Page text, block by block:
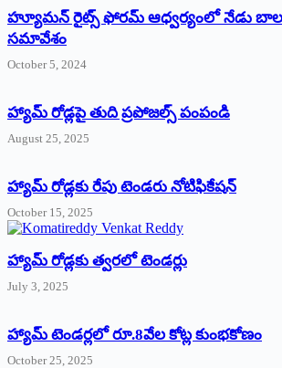
హ్యూమన్‌ రైట్స్‌ ఫోరమ్‌ ఆధ్వర్యంలో నేడు
సమావేశం
October 5, 2024
హ్యామ్‌ రోడ్లపై తుది ప్రపోజల్స్‌ పంపండి
August 25, 2025
హ్యామ్‌ రోడ్లకు రేపు టెండరు నోటిఫికేషన్‌
October 15, 2025
హ్యామ్‌ రోడ్లకు త్వరలో టెండర్లు
July 3, 2025
హ్యామ్‌ ‌టెండర్లలో రూ.8వేల కోట్ల కుంభకోణం
October 25, 2025